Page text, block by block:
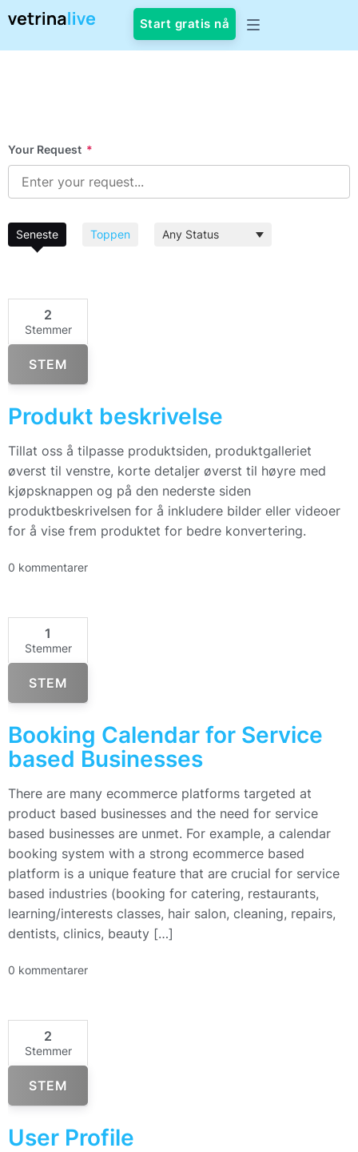
Start gratis nå
Your Request *
Seneste Toppen
2
Stemmer
STEM
Produkt beskrivelse
Tillat oss å tilpasse produktsiden, produktgalleriet
øverst til venstre, korte detaljer øverst til høyre med
kjøpsknappen og på den nederste siden
produktbeskrivelsen for å inkludere bilder eller videoer
for å vise frem produktet for bedre konvertering.
0 kommentarer
1
Stemmer
STEM
Booking Calendar for Service
based Businesses
There are many ecommerce platforms targeted at
product based businesses and the need for service
based businesses are unmet. For example, a calendar
booking system with a strong ecommerce based
platform is a unique feature that are crucial for service
based industries (booking for catering, restaurants,
learning/interests classes, hair salon, cleaning, repairs,
dentists, clinics, beauty […]
0 kommentarer
2
Stemmer
STEM
User Profile